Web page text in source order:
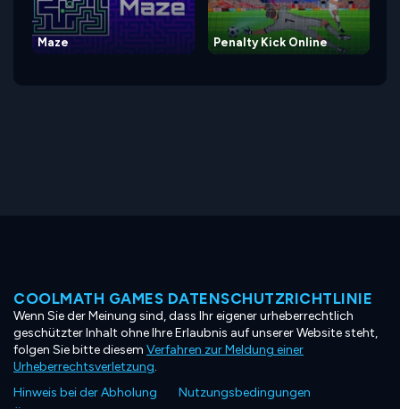
Maze Penalty Kick Online
COOLMATH GAMES DATENSCHUTZRICHTLINIE
Wenn Sie der Meinung sind, dass Ihr eigener urheberrechtlich
geschützter Inhalt ohne Ihre Erlaubnis auf unserer Website steht,
folgen Sie bitte diesem Verfahren zur Meldung einer
Urheberrechtsverletzung.
Hinweis bei der Abholung
Nutzungsbedingungen